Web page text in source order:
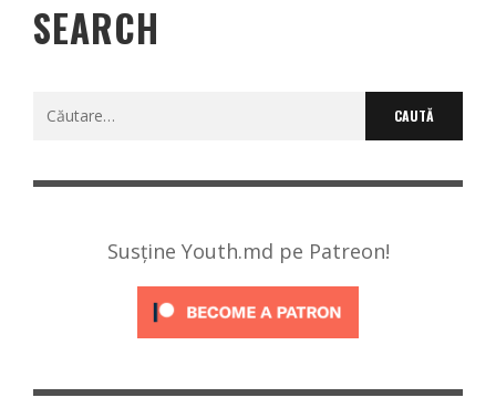
SEARCH
Caută
Susține Youth.md pe Patreon!